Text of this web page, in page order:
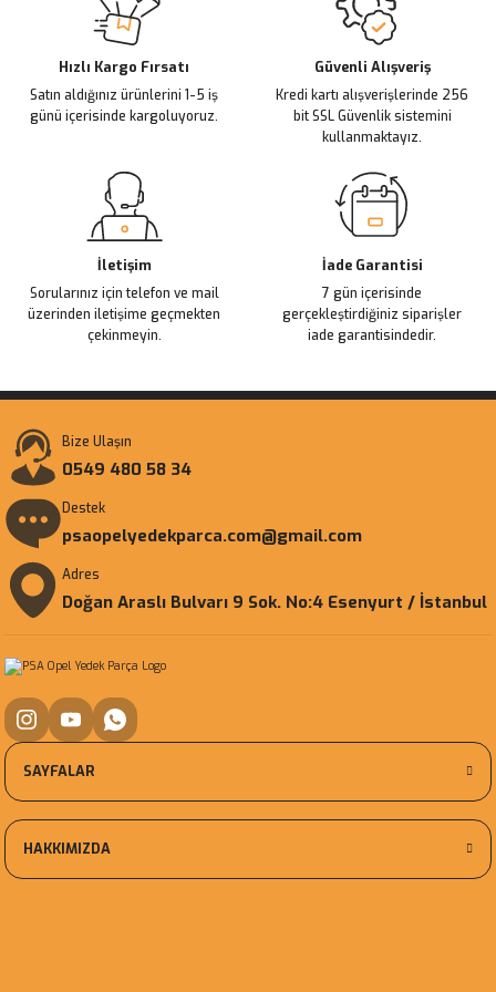
Ürün açıklamasında eksik bilgiler bulunuyor.
Ürün bilgilerinde hatalar bulunuyor.
Ürün fiyatı diğer sitelerden daha pahalı.
Bu ürüne benzer farklı alternatifler olmalı.
Hızlı Kargo Fırsatı
Satın aldığınız ürünlerini 1-5 iş
günü içerisinde kargoluyoruz.
Güvenli Alışveriş
Kredi kartı alışverişlerinde 256
bit SSL Güvenlik sistemini
kullanmaktayız.
İletişim
Sorularınız için telefon ve mail
üzerinden iletişime geçmekten
çekinmeyin.
İade Garantisi
7 gün içerisinde
gerçekleştirdiğiniz siparişler
iade garantisindedir.
Bize Ulaşın
0549 480 58 34
Destek
psaopelyedekparca.com@gmail.com
Adres
Doğan Araslı Bulvarı 9 Sok. No:4 Esenyurt / İstanbul
SAYFALAR
HAKKIMIZDA